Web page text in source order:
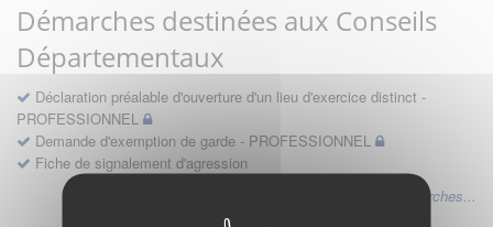
Démarches destinées aux Conseils
Départementaux
Déclaration préalable d'ouverture d'un lieu d'exercice distinct -
PROFESSIONNEL
Demande d'exemption de garde - PROFESSIONNEL
Fiche de signalement d'agression
Voir les autres démarches...